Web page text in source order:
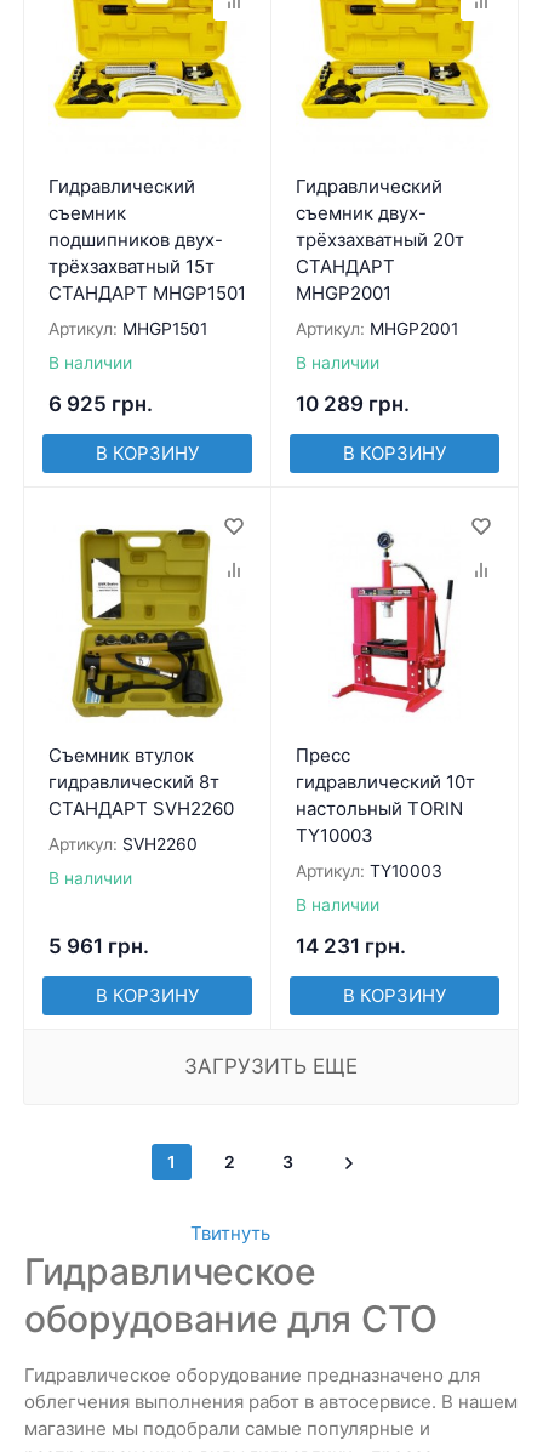
Гидравлический
съемник
подшипников двух-
трёхзахватный 15т
СТАНДАРТ MHGP1501
Артикул: MHGP1501
В наличии
6 925 грн.
В КОРЗИНУ
Гидравлический
съемник двух-
трёхзахватный 20т
СТАНДАРТ
MHGP2001
Артикул: MHGP2001
В наличии
10 289 грн.
В КОРЗИНУ
Съемник втулок
гидравлический 8т
СТАНДАРТ SVH2260
Артикул: SVH2260
В наличии
5 961 грн.
В КОРЗИНУ
Пресс
гидравлический 10т
настольный TORIN
TY10003
Артикул: TY10003
В наличии
14 231 грн.
В КОРЗИНУ
ЗАГРУЗИТЬ ЕЩЕ
1 2 3
Твитнуть
Гидравлическое
оборудование для СТО
Гидравлическое оборудование предназначено для
облегчения выполнения работ в автосервисе. В нашем
магазине мы подобрали самые популярные и